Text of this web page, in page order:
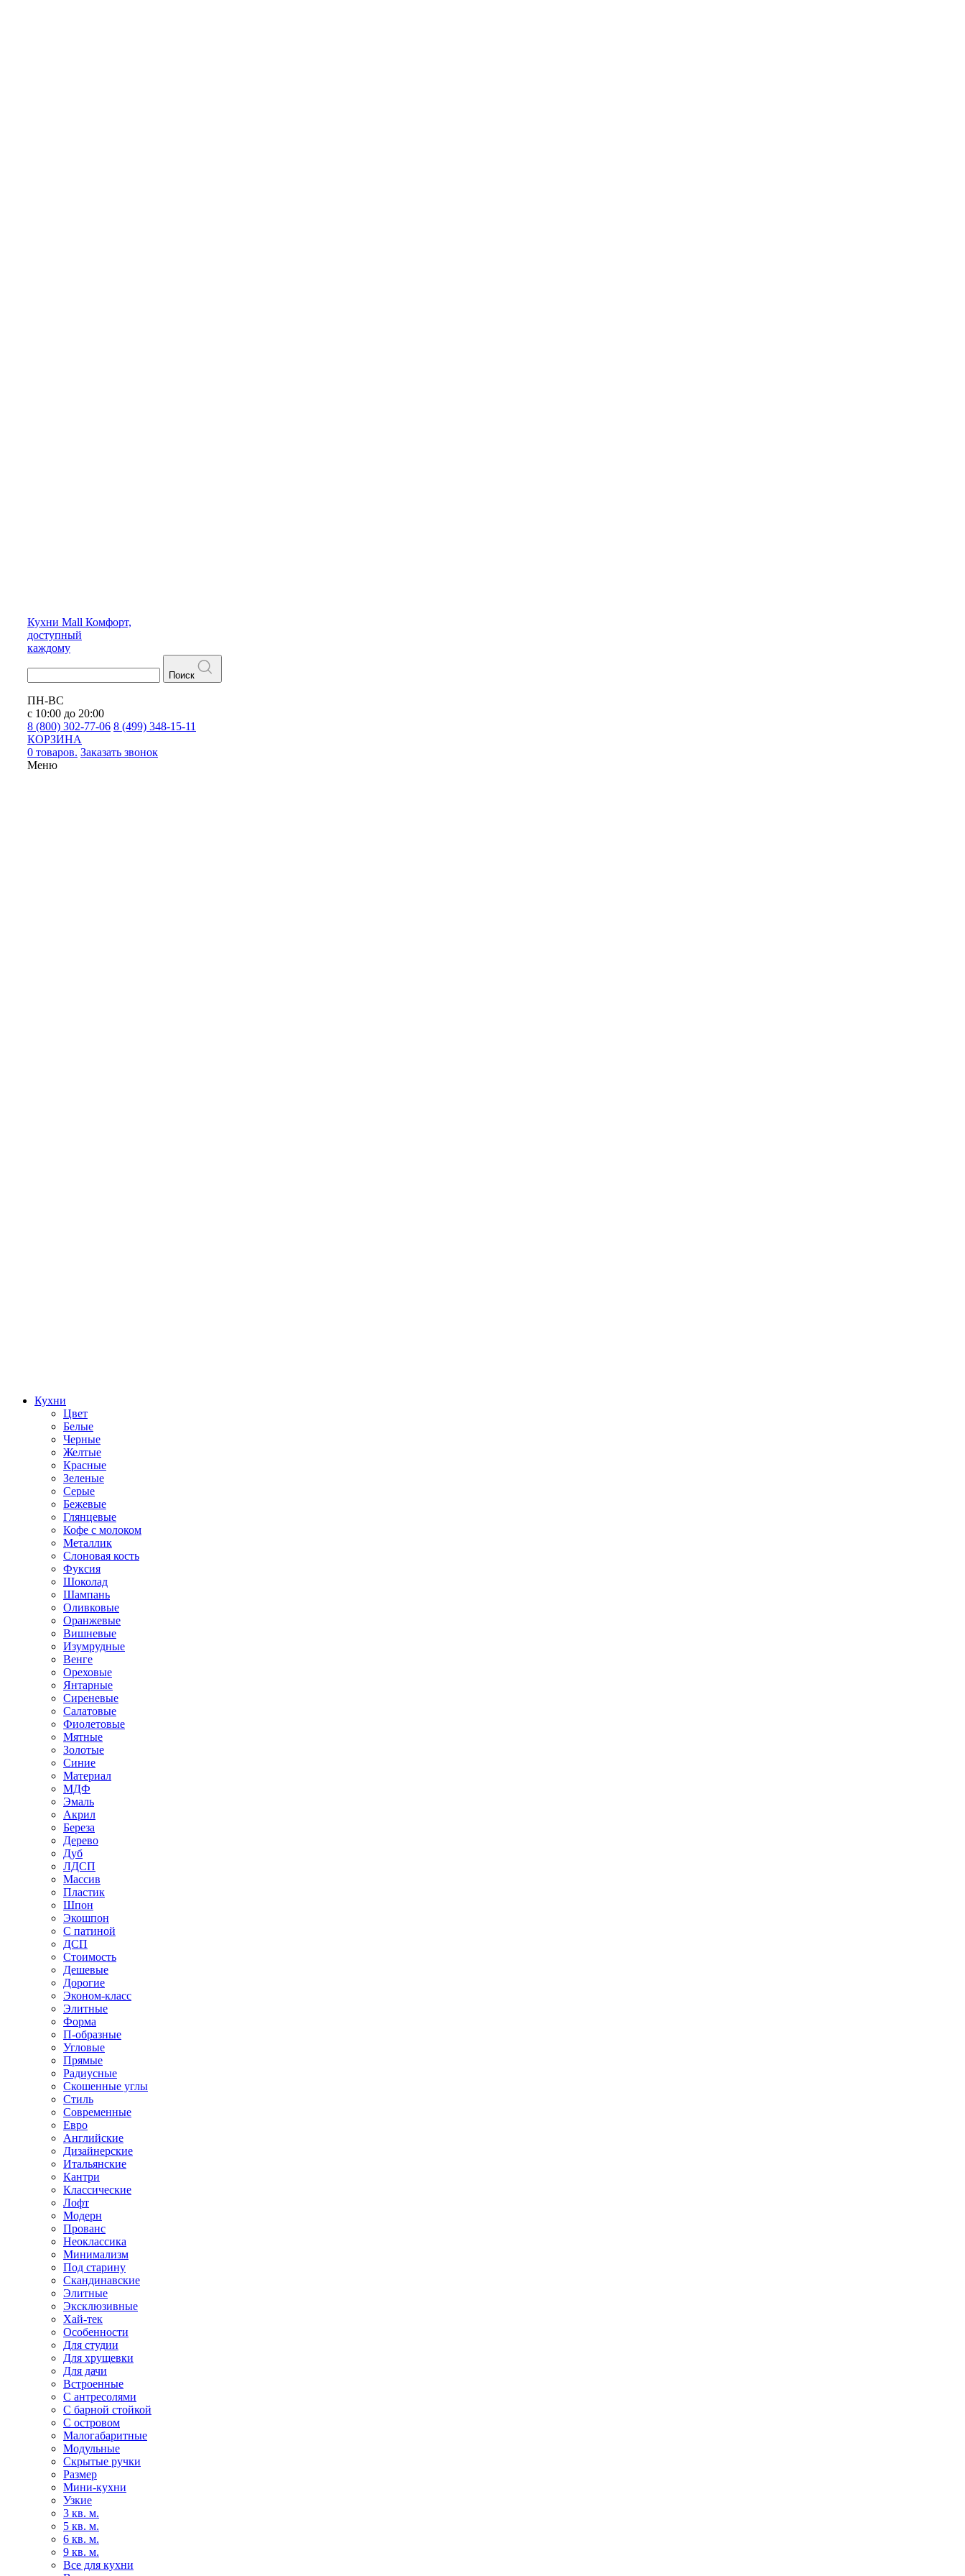
Кухни Mall Комфорт,
доступный
каждому
Поиск
ПН-ВС
с 10:00 до 20:00
8 (800) 302-77-06 8 (499) 348-15-11
КОРЗИНА
0 товаров. Заказать звонок
Меню
Кухни
Цвет
Белые
Черные
Желтые
Красные
Зеленые
Серые
Бежевые
Глянцевые
Кофе с молоком
Металлик
Слоновая кость
Фуксия
Шоколад
Шампань
Оливковые
Оранжевые
Вишневые
Изумрудные
Венге
Ореховые
Янтарные
Сиреневые
Салатовые
Фиолетовые
Мятные
Золотые
Синие
Материал
МДФ
Эмаль
Акрил
Береза
Дерево
Дуб
ЛДСП
Массив
Пластик
Шпон
Экошпон
С патиной
ДСП
Стоимость
Дешевые
Дорогие
Эконом-класс
Элитные
Форма
П-образные
Угловые
Прямые
Радиусные
Скошенные углы
Стиль
Современные
Евро
Английские
Дизайнерские
Итальянские
Кантри
Классические
Лофт
Модерн
Прованс
Неоклассика
Минимализм
Под старину
Скандинавские
Элитные
Эксклюзивные
Хай-тек
Особенности
Для студии
Для хрущевки
Для дачи
Встроенные
С антресолями
С барной стойкой
С островом
Малогабаритные
Модульные
Скрытые ручки
Размер
Мини-кухни
Узкие
3 кв. м.
5 кв. м.
6 кв. м.
9 кв. м.
Все для кухни